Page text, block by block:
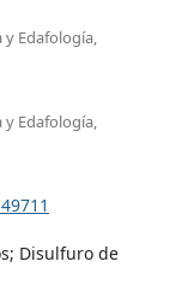
y Edafología,
y Edafología,
Disulfuro de